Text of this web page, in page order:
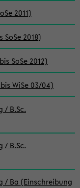
2011)
2018)
SoSe 2012)
WiSe 03/04)
/ B.Sc.
/ B.Sc.
Ba (Einschreibung